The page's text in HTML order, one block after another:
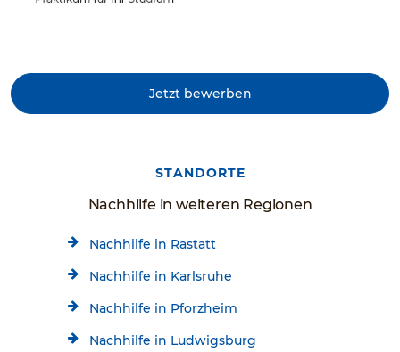
Jetzt bewerben
STANDORTE
Nachhilfe in weiteren Regionen
Nachhilfe in Rastatt
Nachhilfe in Karlsruhe
Nachhilfe in Pforzheim
Nachhilfe in Ludwigsburg